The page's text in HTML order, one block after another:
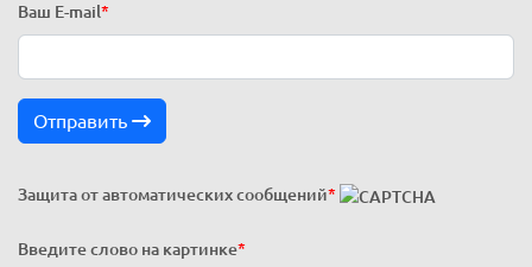
Ваш E-mail*
Отправить
Защита от автоматических сообщений*
Введите слово на картинке*